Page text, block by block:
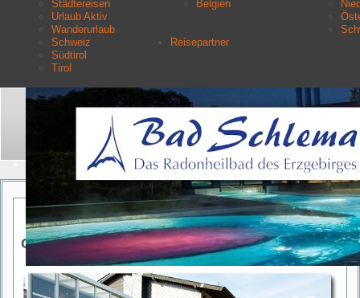
Städtereisen
Urlaub Aktiv
Wanderurlaub
Belgien
Schweiz
Südtirol
Tirol
Reisepartner
Aktuelle Seite:Startseite Urlaubsziele Eifel
Suchen
Gästehaus Pomerlan